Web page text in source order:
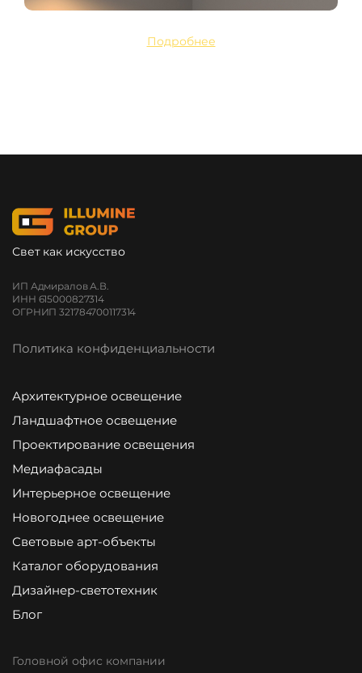
Подробнее
Свет как искусство
ИП Адмиралов А.В.
ИНН 615000827314
ОГРНИП 321784700117314
Политика конфиденциальности
Архитектурное освещение
Ландшафтное освещение
Проектирование освещения
Медиафасады
Интерьерное освещение
Новогоднее освещение
Световые арт-объекты
Каталог оборудования
Дизайнер-светотехник
Блог
Головной офис компании